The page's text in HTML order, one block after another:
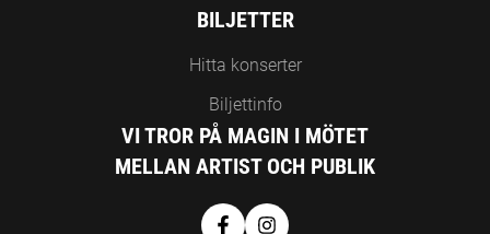
BILJETTER
Hitta konserter
Biljettinfo
VI TROR PÅ MAGIN I MÖTET
MELLAN ARTIST OCH PUBLIK